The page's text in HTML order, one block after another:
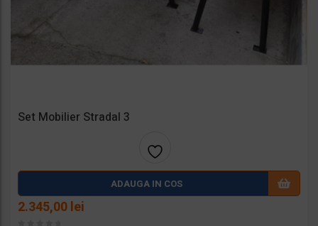
Set Mobilier Stradal 3
Adaug
ADAUGA IN COS
2.345,00lei